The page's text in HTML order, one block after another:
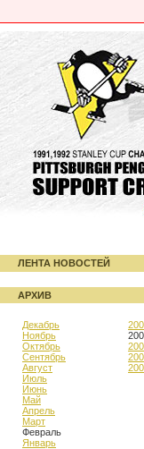
ЛЕНТА НОВОСТЕЙ
АРХИВ
Декабрь
Ноябрь
Октябрь
Сентябрь
Август
Июль
Июнь
Май
Апрель
Март
Февраль
Январь